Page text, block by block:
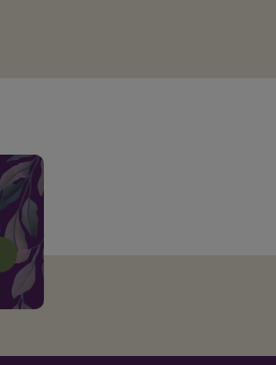
. Więcej informacji znajdziesz w